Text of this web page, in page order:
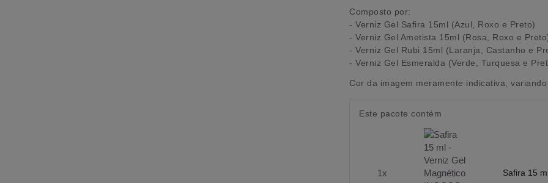
Composto por:
- Verniz Gel Safira 15ml (Azul, Roxo e Preto)
- Verniz Gel Ametista 15ml (Rosa, Roxo e
- Verniz Gel Rubi 15ml (Laranja, Castanho e
- Verniz Gel Esmeralda (Verde, Turquesa e
Cor da imagem meramente indicativa,
Este pacote contém
1x Safira 15